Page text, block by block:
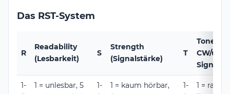
Das RST-System
R
Readability
(Lesbarkeit)
S
Strength
(Signalstärke)
T
Tone
CW/
Signale)
1-
1 = unlesbar, 5
1-
1 = kaum hörbar,
1-
1 = rau,